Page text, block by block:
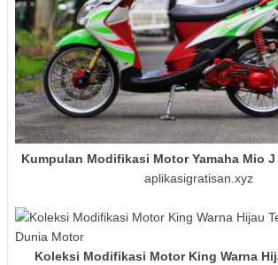
Kumpulan Modifikasi Motor Yamaha Mio J
aplikasigratisan.xyz
Koleksi Modifikasi Motor King Warna